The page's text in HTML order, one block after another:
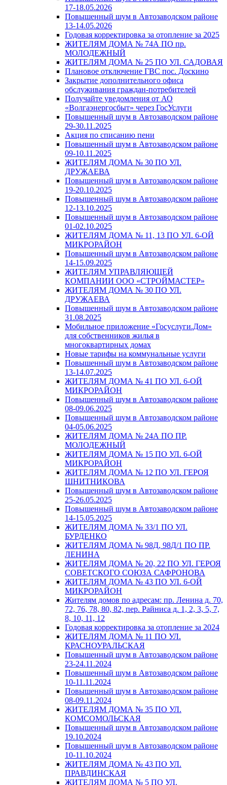
17-18.05.2026
Повышенный шум в Автозаводском районе
13-14.05.2026
Годовая корректировка за отопление за 2025
ЖИТЕЛЯМ ДОМА № 74А ПО пр.
МОЛОДЕЖНЫЙ
ЖИТЕЛЯМ ДОМА № 25 ПО УЛ. САДОВАЯ
Плановое отключение ГВС пос. Доскино
Закрытие дополнительного офиса
обслуживания граждан-потребителей
Получайте уведомления от АО
«Волгаэнергосбыт» через ГосУслуги
Повышенный шум в Автозаводском районе
29-30.11.2025
Акция по списанию пени
Повышенный шум в Автозаводском районе
09-10.11.2025
ЖИТЕЛЯМ ДОМА № 30 ПО УЛ.
ДРУЖАЕВА
Повышенный шум в Автозаводском районе
19-20.10.2025
Повышенный шум в Автозаводском районе
12-13.10.2025
Повышенный шум в Автозаводском районе
01-02.10.2025
ЖИТЕЛЯМ ДОМА № 11, 13 ПО УЛ. 6-ОЙ
МИКРОРАЙОН
Повышенный шум в Автозаводском районе
14-15.09.2025
ЖИТЕЛЯМ УПРАВЛЯЮЩЕЙ
КОМПАНИИ ООО «СТРОЙМАСТЕР»
ЖИТЕЛЯМ ДОМА № 30 ПО УЛ.
ДРУЖАЕВА
Повышенный шум в Автозаводском районе
31.08.2025
Мобильное приложение «Госуслуги.Дом»
для собственников жилья в
многоквартирных домах
Новые тарифы на коммунальные услуги
Повышенный шум в Автозаводском районе
13-14.07.2025
ЖИТЕЛЯМ ДОМА № 41 ПО УЛ. 6-ОЙ
МИКРОРАЙОН
Повышенный шум в Автозаводском районе
08-09.06.2025
Повышенный шум в Автозаводском районе
04-05.06.2025
ЖИТЕЛЯМ ДОМА № 24А ПО ПР.
МОЛОДЕЖНЫЙ
ЖИТЕЛЯМ ДОМА № 15 ПО УЛ. 6-ОЙ
МИКРОРАЙОН
ЖИТЕЛЯМ ДОМА № 12 ПО УЛ. ГЕРОЯ
ШНИТНИКОВА
Повышенный шум в Автозаводском районе
25-26.05.2025
Повышенный шум в Автозаводском районе
14-15.05.2025
ЖИТЕЛЯМ ДОМА № 33/1 ПО УЛ.
БУРДЕНКО
ЖИТЕЛЯМ ДОМА № 98Д, 98Д/1 ПО ПР.
ЛЕНИНА
ЖИТЕЛЯМ ДОМА № 20, 22 ПО УЛ. ГЕРОЯ
СОВЕТСКОГО СОЮЗА САФРОНОВА
ЖИТЕЛЯМ ДОМА № 43 ПО УЛ. 6-ОЙ
МИКРОРАЙОН
Жителям домов по адресам: пр. Ленина д. 70,
72, 76, 78, 80, 82, пер. Райниса д. 1, 2, 3, 5, 7,
8, 10, 11, 12
Годовая корректировка за отопление за 2024
ЖИТЕЛЯМ ДОМА № 11 ПО УЛ.
КРАСНОУРАЛЬСКАЯ
Повышенный шум в Автозаводском районе
23-24.11.2024
Повышенный шум в Автозаводском районе
10-11.11.2024
Повышенный шум в Автозаводском районе
08-09.11.2024
ЖИТЕЛЯМ ДОМА № 35 ПО УЛ.
КОМСОМОЛЬСКАЯ
Повышенный шум в Автозаводском районе
19.10.2024
Повышенный шум в Автозаводском районе
10-11.10.2024
ЖИТЕЛЯМ ДОМА № 43 ПО УЛ.
ПРАВДИНСКАЯ
ЖИТЕЛЯМ ДОМА № 5 ПО УЛ.